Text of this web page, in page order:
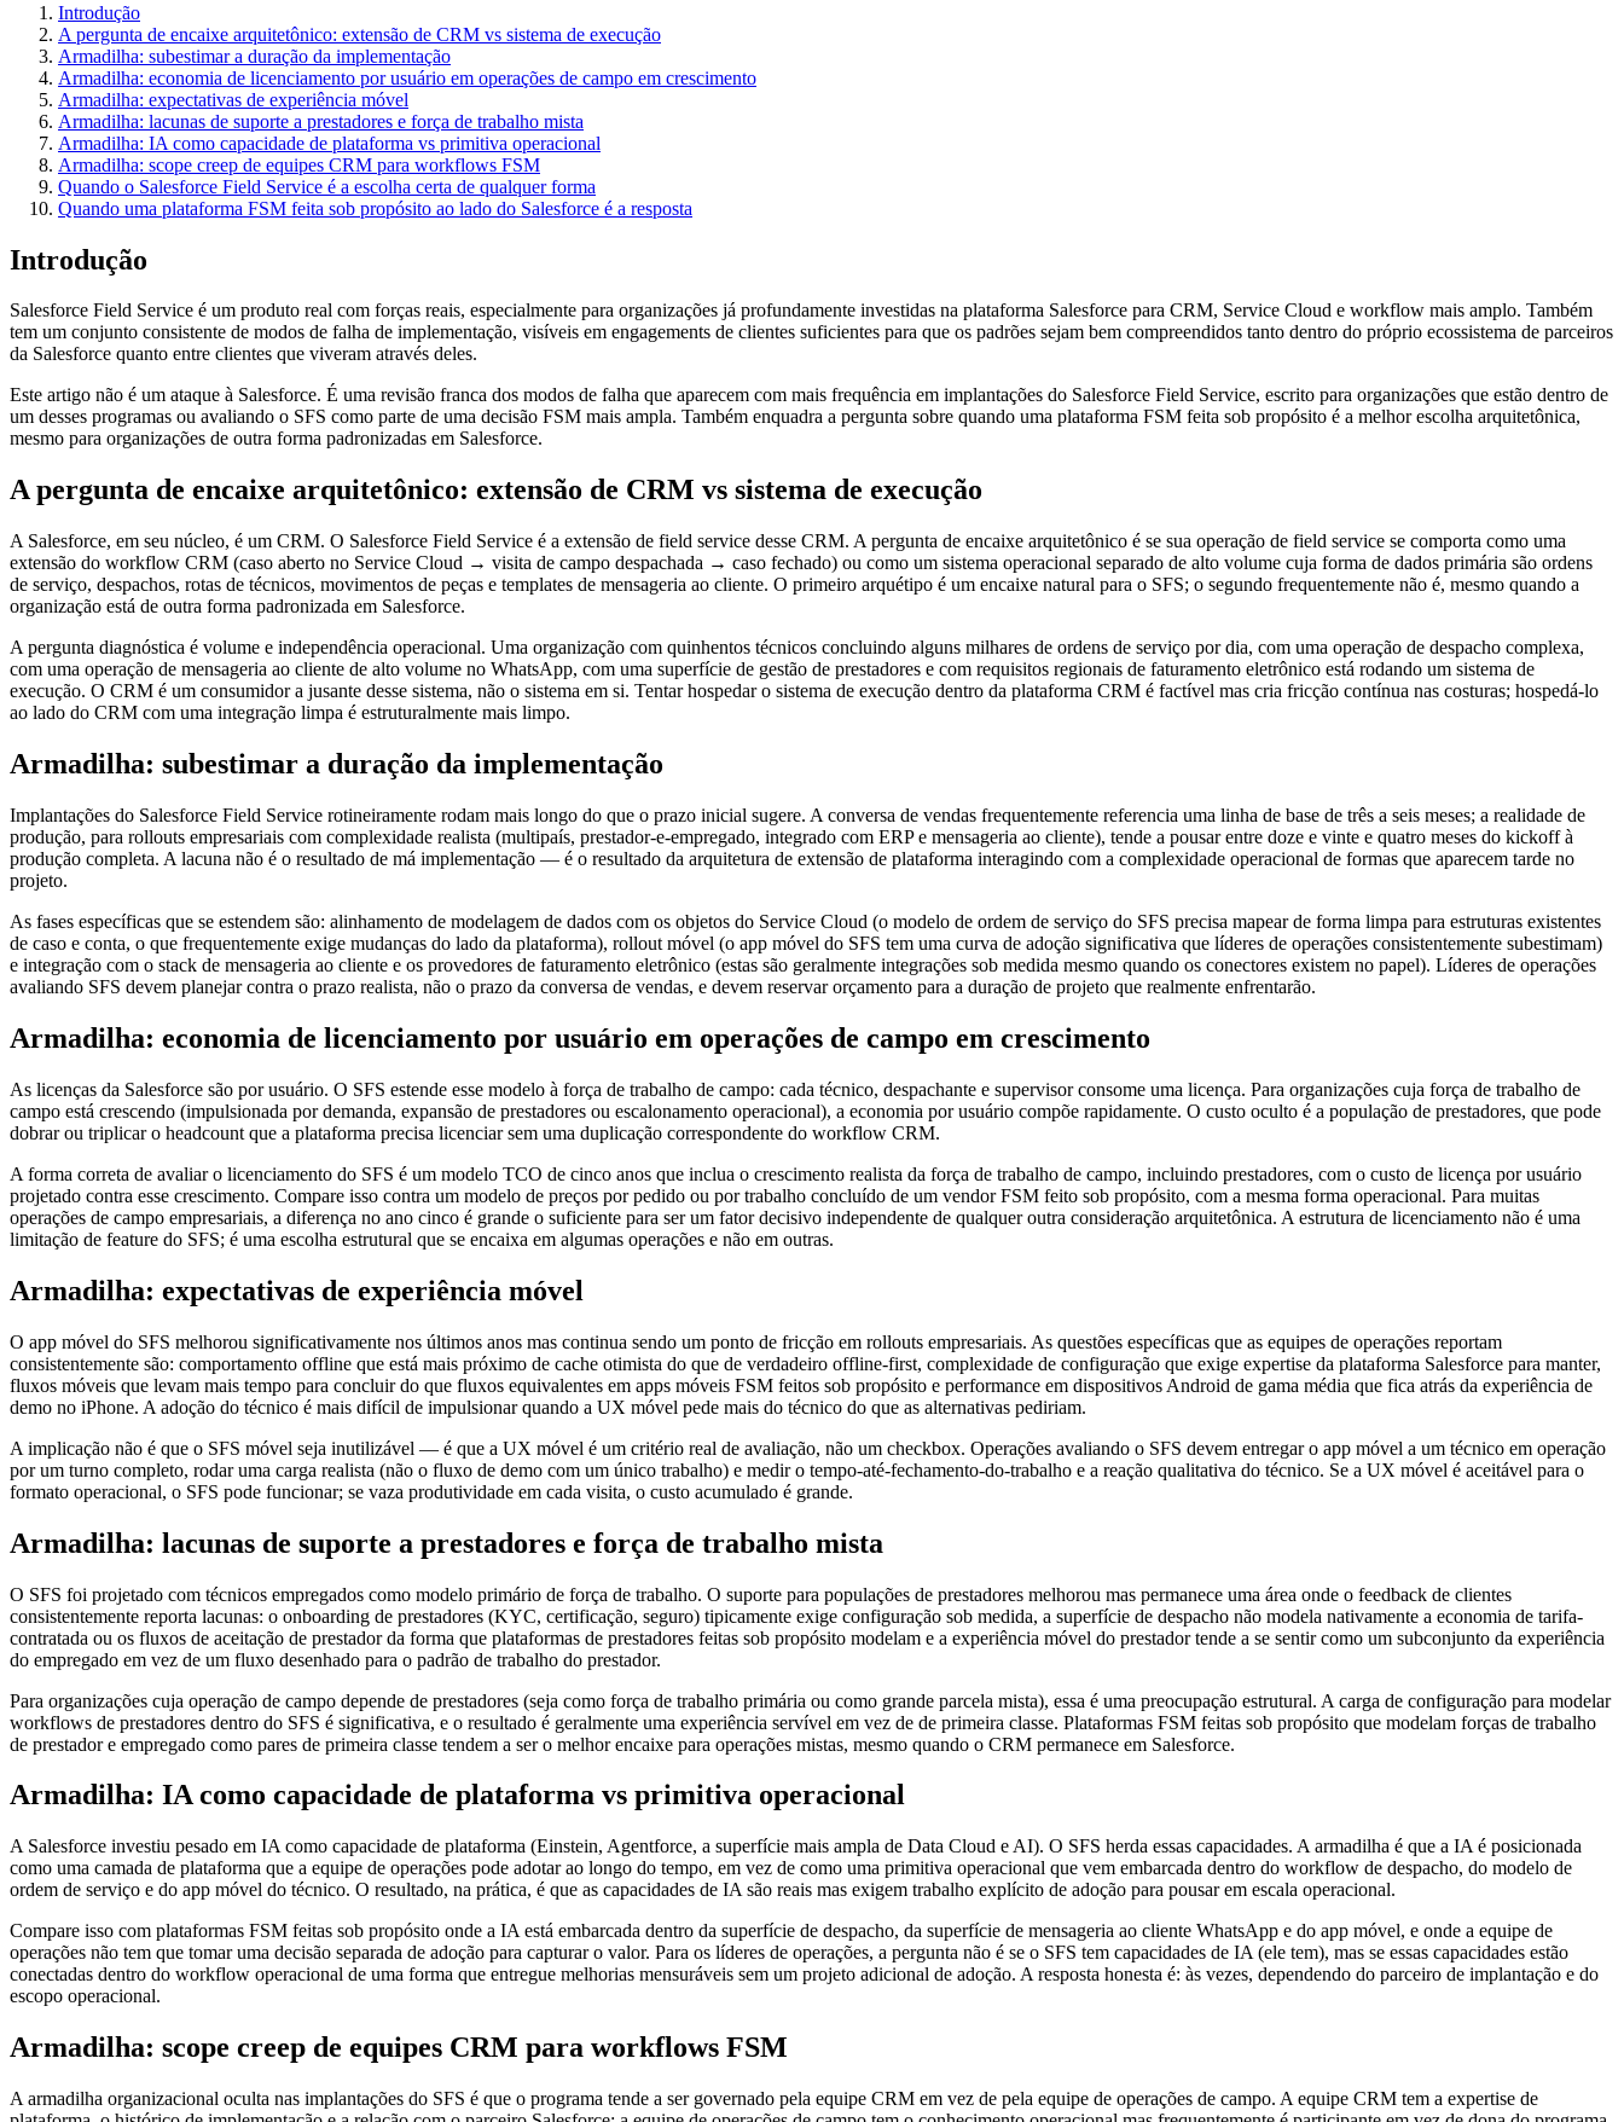
Introdução
A pergunta de encaixe arquitetônico: extensão de CRM vs sistema de execução
Armadilha: subestimar a duração da implementação
Armadilha: economia de licenciamento por usuário em operações de campo em crescimento
Armadilha: expectativas de experiência móvel
Armadilha: lacunas de suporte a prestadores e força de trabalho mista
Armadilha: IA como capacidade de plataforma vs primitiva operacional
Armadilha: scope creep de equipes CRM para workflows FSM
Quando o Salesforce Field Service é a escolha certa de qualquer forma
Quando uma plataforma FSM feita sob propósito ao lado do Salesforce é a resposta
Introdução
Salesforce Field Service é um produto real com forças reais, especialmente para organizações já profundamente investidas na plataforma Salesforce para CRM, Service Cloud e workflow mais amplo. Também
tem um conjunto consistente de modos de falha de implementação, visíveis em engagements de clientes suficientes para que os padrões sejam bem compreendidos tanto dentro do próprio ecossistema de parceiros
da Salesforce quanto entre clientes que viveram através deles.
Este artigo não é um ataque à Salesforce. É uma revisão franca dos modos de falha que aparecem com mais frequência em implantações do Salesforce Field Service, escrito para organizações que estão dentro de
um desses programas ou avaliando o SFS como parte de uma decisão FSM mais ampla. Também enquadra a pergunta sobre quando uma plataforma FSM feita sob propósito é a melhor escolha arquitetônica,
mesmo para organizações de outra forma padronizadas em Salesforce.
A pergunta de encaixe arquitetônico: extensão de CRM vs sistema de execução
A Salesforce, em seu núcleo, é um CRM. O Salesforce Field Service é a extensão de field service desse CRM. A pergunta de encaixe arquitetônico é se sua operação de field service se comporta como uma
extensão do workflow CRM (caso aberto no Service Cloud → visita de campo despachada → caso fechado) ou como um sistema operacional separado de alto volume cuja forma de dados primária são ordens
de serviço, despachos, rotas de técnicos, movimentos de peças e templates de mensageria ao cliente. O primeiro arquétipo é um encaixe natural para o SFS; o segundo frequentemente não é, mesmo quando a
organização está de outra forma padronizada em Salesforce.
A pergunta diagnóstica é volume e independência operacional. Uma organização com quinhentos técnicos concluindo alguns milhares de ordens de serviço por dia, com uma operação de despacho complexa,
com uma operação de mensageria ao cliente de alto volume no WhatsApp, com uma superfície de gestão de prestadores e com requisitos regionais de faturamento eletrônico está rodando um sistema de
execução. O CRM é um consumidor a jusante desse sistema, não o sistema em si. Tentar hospedar o sistema de execução dentro da plataforma CRM é factível mas cria fricção contínua nas costuras; hospedá-lo
ao lado do CRM com uma integração limpa é estruturalmente mais limpo.
Armadilha: subestimar a duração da implementação
Implantações do Salesforce Field Service rotineiramente rodam mais longo do que o prazo inicial sugere. A conversa de vendas frequentemente referencia uma linha de base de três a seis meses; a realidade de
produção, para rollouts empresariais com complexidade realista (multipaís, prestador-e-empregado, integrado com ERP e mensageria ao cliente), tende a pousar entre doze e vinte e quatro meses do kickoff à
produção completa. A lacuna não é o resultado de má implementação — é o resultado da arquitetura de extensão de plataforma interagindo com a complexidade operacional de formas que aparecem tarde no
projeto.
As fases específicas que se estendem são: alinhamento de modelagem de dados com os objetos do Service Cloud (o modelo de ordem de serviço do SFS precisa mapear de forma limpa para estruturas existentes
de caso e conta, o que frequentemente exige mudanças do lado da plataforma), rollout móvel (o app móvel do SFS tem uma curva de adoção significativa que líderes de operações consistentemente subestimam)
e integração com o stack de mensageria ao cliente e os provedores de faturamento eletrônico (estas são geralmente integrações sob medida mesmo quando os conectores existem no papel). Líderes de operações
avaliando SFS devem planejar contra o prazo realista, não o prazo da conversa de vendas, e devem reservar orçamento para a duração de projeto que realmente enfrentarão.
Armadilha: economia de licenciamento por usuário em operações de campo em crescimento
As licenças da Salesforce são por usuário. O SFS estende esse modelo à força de trabalho de campo: cada técnico, despachante e supervisor consome uma licença. Para organizações cuja força de trabalho de
campo está crescendo (impulsionada por demanda, expansão de prestadores ou escalonamento operacional), a economia por usuário compõe rapidamente. O custo oculto é a população de prestadores, que pode
dobrar ou triplicar o headcount que a plataforma precisa licenciar sem uma duplicação correspondente do workflow CRM.
A forma correta de avaliar o licenciamento do SFS é um modelo TCO de cinco anos que inclua o crescimento realista da força de trabalho de campo, incluindo prestadores, com o custo de licença por usuário
projetado contra esse crescimento. Compare isso contra um modelo de preços por pedido ou por trabalho concluído de um vendor FSM feito sob propósito, com a mesma forma operacional. Para muitas
operações de campo empresariais, a diferença no ano cinco é grande o suficiente para ser um fator decisivo independente de qualquer outra consideração arquitetônica. A estrutura de licenciamento não é uma
limitação de feature do SFS; é uma escolha estrutural que se encaixa em algumas operações e não em outras.
Armadilha: expectativas de experiência móvel
O app móvel do SFS melhorou significativamente nos últimos anos mas continua sendo um ponto de fricção em rollouts empresariais. As questões específicas que as equipes de operações reportam
consistentemente são: comportamento offline que está mais próximo de cache otimista do que de verdadeiro offline-first, complexidade de configuração que exige expertise da plataforma Salesforce para manter,
fluxos móveis que levam mais tempo para concluir do que fluxos equivalentes em apps móveis FSM feitos sob propósito e performance em dispositivos Android de gama média que fica atrás da experiência de
demo no iPhone. A adoção do técnico é mais difícil de impulsionar quando a UX móvel pede mais do técnico do que as alternativas pediriam.
A implicação não é que o SFS móvel seja inutilizável — é que a UX móvel é um critério real de avaliação, não um checkbox. Operações avaliando o SFS devem entregar o app móvel a um técnico em operação
por um turno completo, rodar uma carga realista (não o fluxo de demo com um único trabalho) e medir o tempo-até-fechamento-do-trabalho e a reação qualitativa do técnico. Se a UX móvel é aceitável para o
formato operacional, o SFS pode funcionar; se vaza produtividade em cada visita, o custo acumulado é grande.
Armadilha: lacunas de suporte a prestadores e força de trabalho mista
O SFS foi projetado com técnicos empregados como modelo primário de força de trabalho. O suporte para populações de prestadores melhorou mas permanece uma área onde o feedback de clientes
consistentemente reporta lacunas: o onboarding de prestadores (KYC, certificação, seguro) tipicamente exige configuração sob medida, a superfície de despacho não modela nativamente a economia de tarifa-
contratada ou os fluxos de aceitação de prestador da forma que plataformas de prestadores feitas sob propósito modelam e a experiência móvel do prestador tende a se sentir como um subconjunto da experiência
do empregado em vez de um fluxo desenhado para o padrão de trabalho do prestador.
Para organizações cuja operação de campo depende de prestadores (seja como força de trabalho primária ou como grande parcela mista), essa é uma preocupação estrutural. A carga de configuração para modelar
workflows de prestadores dentro do SFS é significativa, e o resultado é geralmente uma experiência servível em vez de de primeira classe. Plataformas FSM feitas sob propósito que modelam forças de trabalho
de prestador e empregado como pares de primeira classe tendem a ser o melhor encaixe para operações mistas, mesmo quando o CRM permanece em Salesforce.
Armadilha: IA como capacidade de plataforma vs primitiva operacional
A Salesforce investiu pesado em IA como capacidade de plataforma (Einstein, Agentforce, a superfície mais ampla de Data Cloud e AI). O SFS herda essas capacidades. A armadilha é que a IA é posicionada
como uma camada de plataforma que a equipe de operações pode adotar ao longo do tempo, em vez de como uma primitiva operacional que vem embarcada dentro do workflow de despacho, do modelo de
ordem de serviço e do app móvel do técnico. O resultado, na prática, é que as capacidades de IA são reais mas exigem trabalho explícito de adoção para pousar em escala operacional.
Compare isso com plataformas FSM feitas sob propósito onde a IA está embarcada dentro da superfície de despacho, da superfície de mensageria ao cliente WhatsApp e do app móvel, e onde a equipe de
operações não tem que tomar uma decisão separada de adoção para capturar o valor. Para os líderes de operações, a pergunta não é se o SFS tem capacidades de IA (ele tem), mas se essas capacidades estão
conectadas dentro do workflow operacional de uma forma que entregue melhorias mensuráveis sem um projeto adicional de adoção. A resposta honesta é: às vezes, dependendo do parceiro de implantação e do
escopo operacional.
Armadilha: scope creep de equipes CRM para workflows FSM
A armadilha organizacional oculta nas implantações do SFS é que o programa tende a ser governado pela equipe CRM em vez de pela equipe de operações de campo. A equipe CRM tem a expertise de